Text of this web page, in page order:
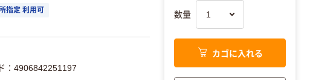
指定 利用可
：4906842251197
数量
カゴに入れる